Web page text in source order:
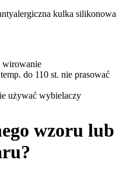
kulka silikonowa
wirowanie
do 110 st. nie prasować
używać wybielaczy
wzoru lub